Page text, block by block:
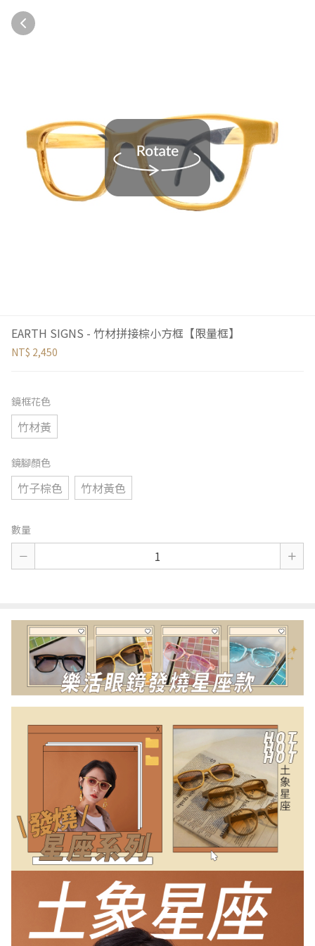
EARTH SIGNS - 竹材拼接棕小方框【限量框】
NT$ 2,450
鏡框花色
竹材黃
鏡腳顏色
竹子棕色 竹材黃色
數量